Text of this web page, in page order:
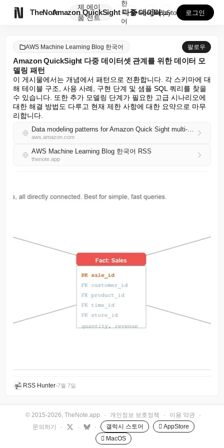
TheNote
제
품
에이
전트
Amazon QuickSight 다중 데이터셋 관계를 ...
한
국
어
GooglePlay
AppStore 로그인
AWS Machine Learning Blog 한국어 팔로우
Amazon QuickSight 다중 데이터셋 관계를 위한 데이터 모
델링 패턴
이 게시물에서는 개념에서 패턴으로 전환합니다. 각 스키마에 대
해 테이블 구조, 사용 사례, 구현 단계 및 샘플 SQL 쿼리를 찾을
수 있습니다. 또한 추가 모델링 단계가 필요한 고급 시나리오에
대한 해결 방법도 다루고 현재 제한 사항에 대한 요약으로 마무
리합니다.
Data modeling patterns for Amazon Quick Sight multi-dataset relationships
aws.amazon.com
AWS Machine Learning Blog 한국어 RSS
thenote.app
RSS Hunter•7월 7일
© 2015-2026, TheNote.app · 개인정보 보호정책 · 이용 약관
·
문의하기
· · · 갤럭시 스토어
 AppStore
 MacOS